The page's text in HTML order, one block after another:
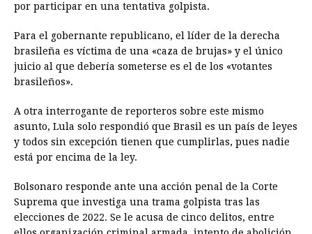
por participar en una tentativa golpista.
Para el gobernante republicano, el líder de la derecha
brasileña es víctima de una «caza de brujas» y el único
juicio al que debería someterse es el de los «votantes
brasileños».
A otra interrogante de reporteros sobre este mismo
asunto, Lula solo respondió que Brasil es un país de leyes
y todos sin excepción tienen que cumplirlas, pues nadie
está por encima de la ley.
Bolsonaro responde ante una acción penal de la Corte
Suprema que investiga una trama golpista tras las
elecciones de 2022. Se le acusa de cinco delitos, entre